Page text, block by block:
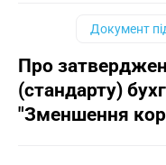
Документ
Про
(стандарту)
"Зменшення